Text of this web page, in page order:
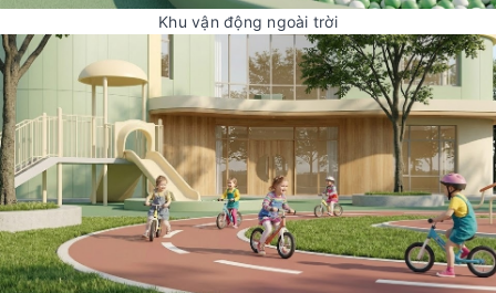
Khu vận động ngoài trời